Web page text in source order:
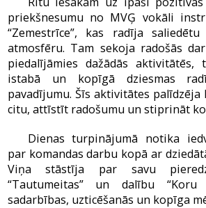
priekšnesumu no MVĢ vokāli
“Zemestrīce”, kas radīja
atmosfēru. Tam sekoja radošās
piedalījāmies dažādās aktivitātēs,
istabā un kopīgā dziesmas
pavadījumu. Šīs aktivitātes palīdzēja
citu, attīstīt radošumu un stiprināt
Dienas turpinājumā notika
par komandas darbu kopā ar
Viņa stāstīja par savu
“Tautumeitas” un dalību “Koru
sadarbības, uzticēšanās un kopīga